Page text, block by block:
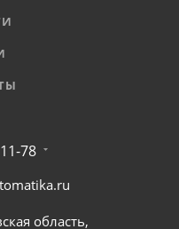
78
область,